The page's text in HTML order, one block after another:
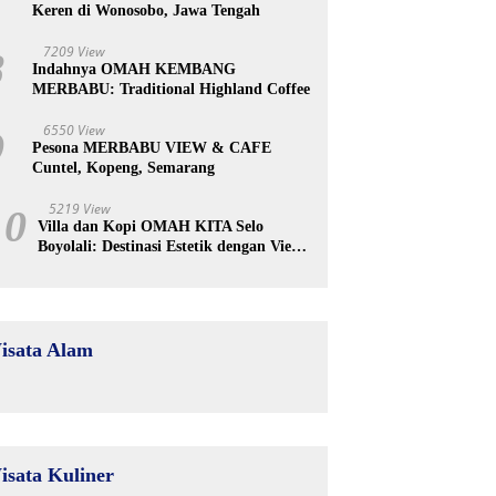
Keren di Wonosobo, Jawa Tengah
7209 View
Indahnya OMAH KEMBANG
MERBABU: Traditional Highland Coffee
6550 View
Pesona MERBABU VIEW & CAFE
Cuntel, Kopeng, Semarang
5219 View
Villa dan Kopi OMAH KITA Selo
Boyolali: Destinasi Estetik dengan View
Alam
Kuliner